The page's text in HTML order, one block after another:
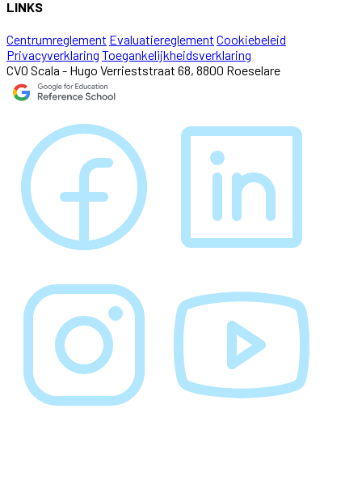
LINKS
Centrumreglement Evaluatiereglement Cookiebeleid
Privacyverklaring Toegankelijkheidsverklaring
CVO Scala - Hugo Verrieststraat 68, 8800 Roeselare